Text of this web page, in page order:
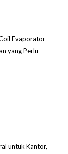
Evaporator
yang Perlu
untuk Kantor,